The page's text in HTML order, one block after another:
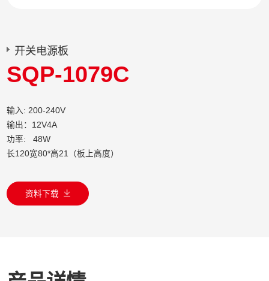
开关电源板
SQP-1079C
输入: 200-240V
输出：12V4A
功率: 48W
长120宽80*高21（板上高度）
资料下载